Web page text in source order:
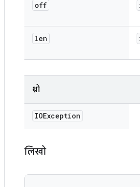
off
len
थ्रो
IOException
लिखो